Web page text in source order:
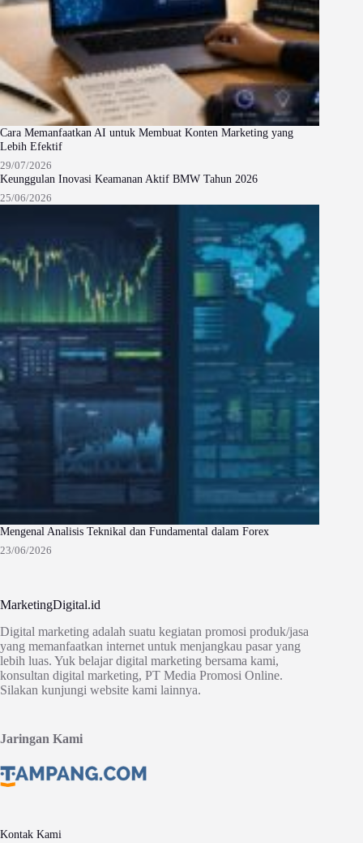
Cara Memanfaatkan AI untuk Membuat Konten Marketing yang
Lebih Efektif
29/07/2026
Keunggulan Inovasi Keamanan Aktif BMW Tahun 2026
25/06/2026
Mengenal Analisis Teknikal dan Fundamental dalam Forex
23/06/2026
MarketingDigital.id
Digital marketing adalah suatu kegiatan promosi produk/jasa
yang memanfaatkan internet untuk menjangkau pasar yang
lebih luas. Yuk belajar digital marketing bersama kami,
konsultan digital marketing, PT Media Promosi Online.
Silakan kunjungi website kami lainnya.
Jaringan Kami
Kontak Kami